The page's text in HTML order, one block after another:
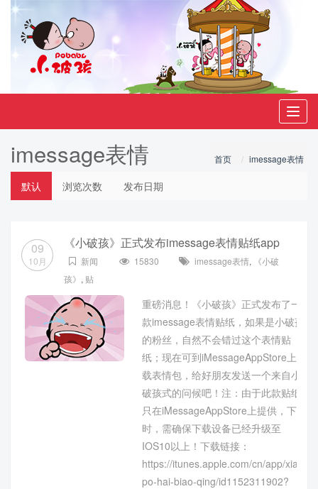
imessage表情 首页 imessage表情
默认 浏览次数 发布日期
09
10月
《小破孩》正式发布imessage表情贴纸app
新闻 15830 imessage表情,
《小破
孩》 , 贴
重磅消息！《小破孩》正式发布了一
款imessage表情贴纸，如果是小破孩
的粉丝，自然不会错过这个表情贴
纸；现在可到iMessageAppStore上下
载表情包，给好朋友发送一个来自小
破孩式的问候吧！注：由于此款贴纸
只在iMessageAppStore上提供，下载
时，需确保下载设备已经升级至
IOS10以上！下载链接：
https://itunes.apple.com/cn/app/xiao-
po-hai-biao-qing/id1152311902?